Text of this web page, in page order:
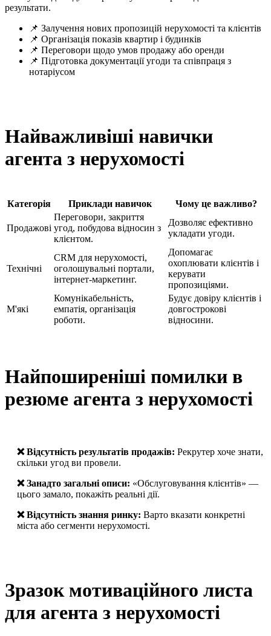
результати.
📌 Залучення нових пропозицій нерухомості та клієнтів
📌 Організація показів квартир і будинків
📌 Переговори щодо умов продажу або оренди
📌 Підготовка документації угоди та співпраця з
нотаріусом
Найважливіші навички
агента з нерухомості
Категорія Приклади навичок Чому це важливо?
Продажові
Переговори, закриття
угод, побудова відносин з
клієнтом.
Дозволяє ефективно
укладати угоди.
Технічні
CRM для нерухомості,
оголошувальні портали,
інтернет-маркетинг.
Допомагає
охоплювати клієнтів і
керувати
пропозиціями.
М'які
Комунікабельність,
емпатія, організація
роботи.
Будує довіру клієнтів і
довгострокові
відносини.
Найпоширеніші помилки в
резюме агента з нерухомості
❌ Відсутність результатів продажів: Рекрутер хоче знати,
скільки угод ви провели.
❌ Занадто загальні описи: «Обслуговування клієнтів» —
цього замало, покажіть реальні дії.
❌ Відсутність знання ринку: Варто вказати конкретні
міста або сегменти нерухомості.
Зразок мотиваційного листа
для агента з нерухомості